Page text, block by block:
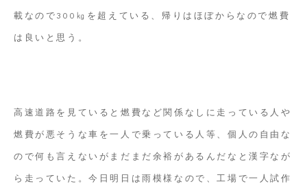
載なので300㎏を超えている、帰りはほぼからなので燃費
は良いと思う。
高速道路を見ていると燃費など関係なしに走っている人や
燃費が悪そうな車を一人で乗っている人等、個人の自由な
ので何も言えないがまだまだ余裕があるんだなと漢字なが
ら走っていた。今日明日は雨模様なので、工場で一人試作